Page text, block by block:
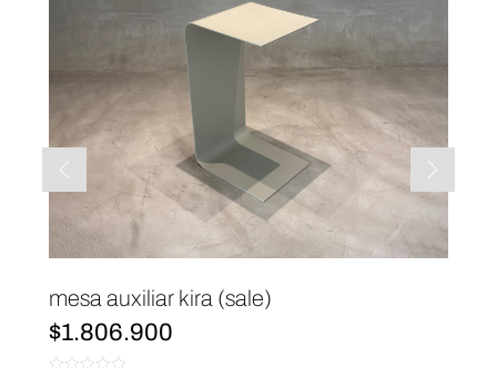
mesa auxiliar kira (sale)
$1.806.900